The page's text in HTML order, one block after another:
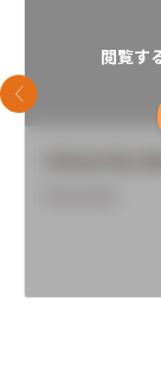
閲覧す
前のスライド